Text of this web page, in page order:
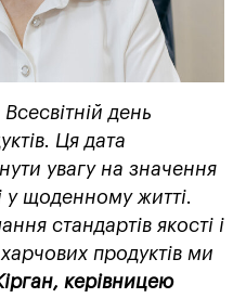
день
Ця дата
увагу на значення
у щоденному житті.
стандартів якості і
продуктів ми
керівницею